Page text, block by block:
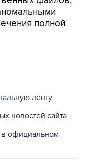
полной
ленту
новостей сайта
в официальном